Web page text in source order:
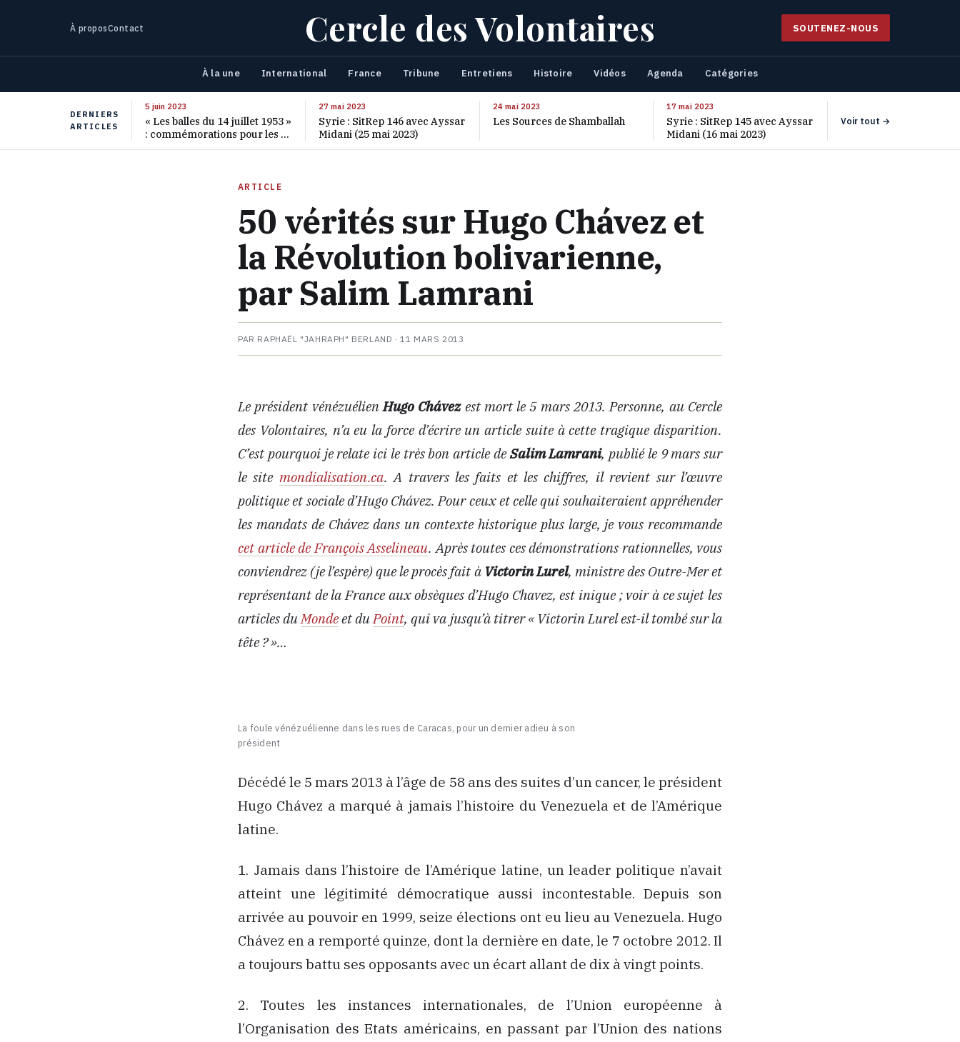
À proposContact Cercle des Volontaires SOUTENEZ-NOUS
À la une International France Tribune Entretiens Histoire Vidéos Agenda Catégories
DERNIERS
ARTICLES
5 juin 2023
« Les balles du 14 juillet 1953 »
: commémorations pour les 70
ans de ce massacre oublié
27 mai 2023
Syrie : SitRep 146 avec Ayssar
Midani (25 mai 2023)
24 mai 2023
Les Sources de Shamballah
17 mai 2023
Syrie : SitRep 145 avec Ayssar
Midani (16 mai 2023)
Voir tout →
ARTICLE
50 vérités sur Hugo Chávez et
la Révolution bolivarienne,
par Salim Lamrani
PAR RAPHAËL "JAHRAPH" BERLAND ·11 MARS 2013
Le président vénézuélienHugo Chávezest mort le 5 mars 2013. Personne, au Cercle
des Volontaires, n’a eu la force d’écrire un article suite à cette tragique disparition.
C’est pourquoi je relate ici le très bon article deSalim Lamrani, publié le 9 mars sur
le site mondialisation.ca. A travers les faits et les chiffres, il revient sur l’œuvre
politique et sociale d’Hugo Chávez. Pour ceux et celle qui souhaiteraient appréhender
les mandats de Chávez dans un contexte historique plus large, je vous recommande
cet article de François Asselineau. Après toutes ces démonstrations rationnelles, vous
conviendrez (je l’espère) que le procès fait à Victorin Lurel, ministre des Outre-Mer et
représentant de la France aux obsèques d’Hugo Chavez, est inique ; voir à ce sujet les
articles duMondeet duPoint, qui va jusqu’à titrer « Victorin Lurel est-il tombé sur la
tête ? »…
La foule vénézuélienne dans les rues de Caracas, pour un dernier adieu à son
président
Décédé le 5 mars 2013 à l’âge de 58 ans des suites d’un cancer, le président
Hugo Chávez a marqué à jamais l’histoire du Venezuela et de l’Amérique
latine.
1. Jamais dans l’histoire de l’Amérique latine, un leader politique n’avait
atteint une légitimité démocratique aussi incontestable. Depuis son
arrivée au pouvoir en 1999, seize élections ont eu lieu au Venezuela. Hugo
Chávez en a remporté quinze, dont la dernière en date, le 7 octobre 2012. Il
a toujours battu ses opposants avec un écart allant de dix à vingt points.
2. Toutes les instances internationales, de l’Union européenne à
l’Organisation des Etats américains, en passant par l’Union des nations